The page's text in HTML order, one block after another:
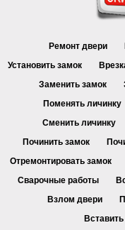
Ремонт двери
Установить замок
Заменить замок
Поменять личинку
Сменить личинку
Починить замок
Отремонтировать замок
Сварочные работы
Взлом двери